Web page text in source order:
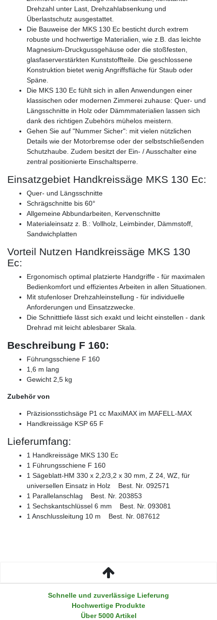
Drehzahl unter Last, Drehzahlabsenkung und
Überlastschutz ausgestattet.
Die Bauweise der MKS 130 Ec besticht durch extrem
robuste und hochwertige Materialien, wie z.B. das leichte
Magnesium-Druckgussgehäuse oder die stoßfesten,
glasfaserverstärkten Kunststoffteile. Die geschlossene
Konstruktion bietet wenig Angriffsfläche für Staub oder
Späne.
Die MKS 130 Ec fühlt sich in allen Anwendungen einer
klassischen oder modernen Zimmerei zuhause: Quer- und
Längsschnitte in Holz oder Dämmmaterialien lassen sich
dank des richtigen Zubehörs mühelos meistern.
Gehen Sie auf "Nummer Sicher": mit vielen nützlichen
Details wie der Motorbremse oder der selbstschließenden
Schutzhaube. Zudem besitzt der Ein- / Ausschalter eine
zentral positionierte Einschaltsperre.
Einsatzgebiet Handkreissäge MKS 130 Ec:
Quer- und Längsschnitte
Schrägschnitte bis 60°
Allgemeine Abbundarbeiten, Kervenschnitte
Materialeinsatz z. B.: Vollholz, Leimbinder, Dämmstoff,
Sandwichplatten
Vorteil Nutzen Handkreissäge MKS 130
Ec:
Ergonomisch optimal platzierte Handgriffe - für maximalen
Bedienkomfort und effizientes Arbeiten in allen Situationen.
Mit stufenloser Drehzahleinstellung - für individuelle
Anforderungen und Einsatzzwecke.
Die Schnitttiefe lässt sich exakt und leicht einstellen - dank
Drehrad mit leicht ablesbarer Skala.
Beschreibung F 160:
Führungsschiene F 160
1,6 m lang
Gewicht 2,5 kg
Zubehör von
Präzisionsstichsäge P1 cc MaxiMAX im MAFELL-MAX
Handkreissäge KSP 65 F
Lieferumfang:
1 Handkreissäge MKS 130 Ec
1 Führungsschiene F 160
1 Sägeblatt-HM 330 x 2,2/3,2 x 30 mm, Z 24, WZ, für
universellen Einsatz in Holz Best. Nr. 092571
1 Parallelanschlag Best. Nr. 203853
1 Sechskantschlüssel 6 mm Best. Nr. 093081
1 Anschlussleitung 10 m Best. Nr. 087612
Schnelle und zuverlässige Lieferung
Hochwertige Produkte
Über 5000 Artikel